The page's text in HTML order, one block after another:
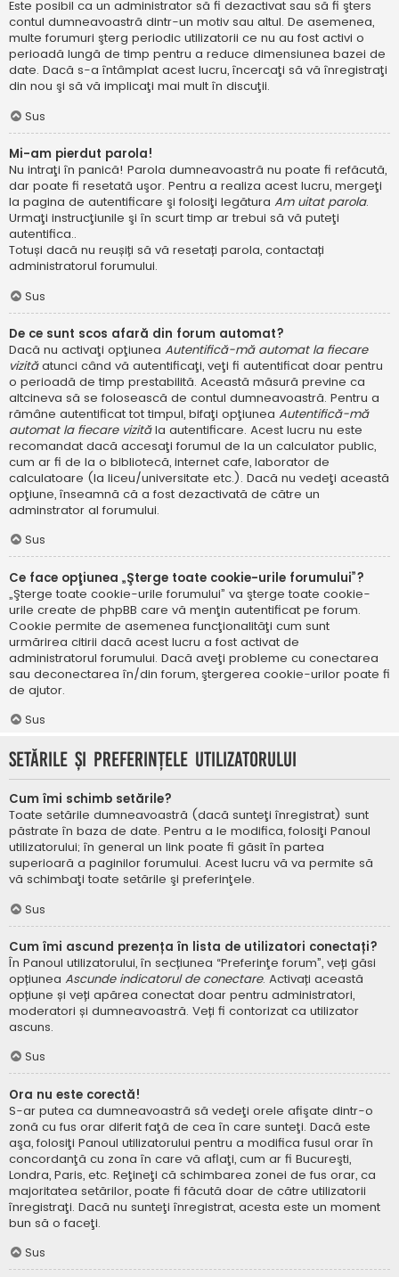
Este posibil ca un administrator să fi dezactivat sau să fi şters
contul dumneavoastră dintr-un motiv sau altul. De asemenea,
multe forumuri şterg periodic utilizatorii ce nu au fost activi o
perioadă lungă de timp pentru a reduce dimensiunea bazei de
date. Dacă s-a întâmplat acest lucru, încercaţi să vă înregistraţi
din nou şi să vă implicaţi mai mult în discuţii.
Sus
Mi-am pierdut parola!
Nu intraţi în panică! Parola dumneavoastră nu poate fi refăcută,
dar poate fi resetată uşor. Pentru a realiza acest lucru, mergeţi
la pagina de autentificare şi folosiţi legătura Am uitat parola.
Urmaţi instrucţiunile şi în scurt timp ar trebui să vă puteţi
autentifica..
Totuși dacă nu reușiți să vă resetați parola, contactați
administratorul forumului.
Sus
De ce sunt scos afară din forum automat?
Dacă nu activaţi opţiunea Autentifică-mă automat la fiecare
vizităatunci când vă autentificaţi, veţi fi autentificat doar pentru
o perioadă de timp prestabilită. Această măsură previne ca
altcineva să se folosească de contul dumneavoastră. Pentru a
rămâne autentificat tot timpul, bifaţi opţiunea Autentifică-mă
automat la fiecare vizităla autentificare. Acest lucru nu este
recomandat dacă accesaţi forumul de la un calculator public,
cum ar fi de la o bibliotecă, internet cafe, laborator de
calculatoare (la liceu/universitate etc.). Dacă nu vedeţi această
opţiune, înseamnă că a fost dezactivată de către un
adminstrator al forumului.
Sus
Ce face opţiunea „Şterge toate cookie-urile forumului”?
„Şterge toate cookie-urile forumului” va şterge toate cookie-
urile create de phpBB care vă menţin autentificat pe forum.
Cookie permite de asemenea funcţionalităţi cum sunt
urmărirea citirii dacă acest lucru a fost activat de
administratorul forumului. Dacă aveţi probleme cu conectarea
sau deconectarea în/din forum, ştergerea cookie-urilor poate fi
de ajutor.
Sus
Setările şi preferinţele utilizatorului
Cum îmi schimb setările?
Toate setările dumneavoastră (dacă sunteţi înregistrat) sunt
păstrate în baza de date. Pentru a le modifica, folosiţi Panoul
utilizatorului; în general un link poate fi găsit în partea
superioară a paginilor forumului. Acest lucru vă va permite să
vă schimbaţi toate setările şi preferinţele.
Sus
Cum îmi ascund prezența în lista de utilizatori conectați?
În Panoul utilizatorului, în secțiunea “Preferinţe forum”, veți găsi
opțiunea Ascunde indicatorul de conectare. Activați această
opțiune și veți apărea conectat doar pentru administratori,
moderatori și dumneavoastră. Veți fi contorizat ca utilizator
ascuns.
Sus
Ora nu este corectă!
S-ar putea ca dumneavoastră să vedeţi orele afişate dintr-o
zonă cu fus orar diferit faţă de cea în care sunteţi. Dacă este
aşa, folosiţi Panoul utilizatorului pentru a modifica fusul orar în
concordanţă cu zona în care vă aflaţi, cum ar fi Bucureşti,
Londra, Paris, etc. Reţineţi că schimbarea zonei de fus orar, ca
majoritatea setărilor, poate fi făcută doar de către utilizatorii
înregistraţi. Dacă nu sunteţi înregistrat, acesta este un moment
bun să o faceţi.
Sus